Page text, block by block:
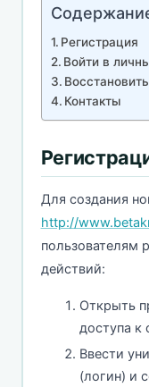
Регистрация
Войти в
Контакты
Для создания
http://
пользователям
действий:
Открыть
доступа к
Ввести
(логин) и